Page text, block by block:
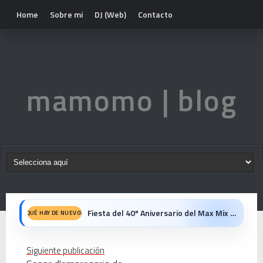
Home Sobre mi DJ (Web) Contacto
mamomo | blog
QUÉ HAY DE NUEVO? Fiesta del 40º Aniversario del Max Mix en Be Disco: Crónica Personal de una Noche Histórica
Siguiente publicación